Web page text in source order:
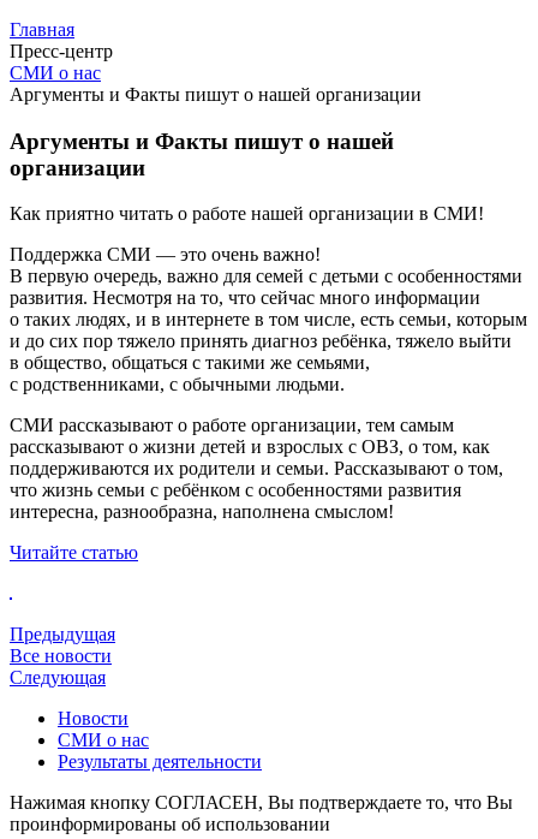
Главная
Пресс-центр
СМИ о нас
Аргументы и Факты пишут о нашей организации
Аргументы и Факты пишут о нашей
организации
Как приятно читать о работе нашей организации в СМИ!
Поддержка СМИ — это очень важно!
В первую очередь, важно для семей с детьми с особенностями
развития. Несмотря на то, что сейчас много информации
о таких людях, и в интернете в том числе, есть семьи, которым
и до сих пор тяжело принять диагноз ребёнка, тяжело выйти
в общество, общаться с такими же семьями,
с родственниками, с обычными людьми.
СМИ рассказывают о работе организации, тем самым
рассказывают о жизни детей и взрослых с ОВЗ, о том, как
поддерживаются их родители и семьи. Рассказывают о том,
что жизнь семьи с ребёнком с особенностями развития
интересна, разнообразна, наполнена смыслом!
Читайте статью
Предыдущая
Все новости
Следующая
Новости
СМИ о нас
Результаты деятельности
Нажимая кнопку СОГЛАСЕН, Вы подтверждаете то, что Вы
проинформированы об использовании